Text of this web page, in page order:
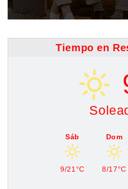
Tiempo en
Sáb
9/21°C
Dom
8/17°C